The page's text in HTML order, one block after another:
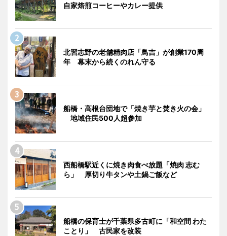
自家焙煎コーヒーやカレー提供
北習志野の老舗精肉店「鳥吉」が創業170周
年 幕末から続くのれん守る
船橋・高根台団地で「焼き芋と焚き火の会」
地域住民500人超参加
西船橋駅近くに焼き肉食べ放題「焼肉 志む
ら」 厚切り牛タンや土鍋ご飯など
船橋の保育士が千葉県多古町に「和空間 わた
ことり」 古民家を改装